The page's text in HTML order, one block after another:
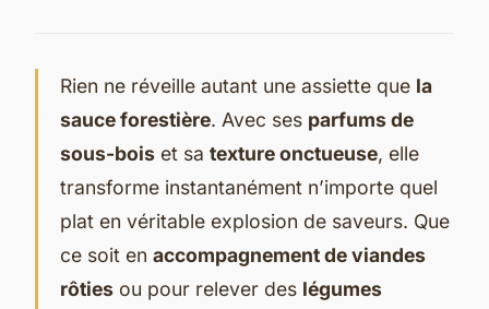
Rien ne réveille autant une assiette que la
sauce forestière. Avec ses parfums de
sous-bois et sa texture onctueuse, elle
transforme instantanément n’importe quel
plat en véritable explosion de saveurs. Que
ce soit en accompagnement de viandes
rôties ou pour relever des légumes